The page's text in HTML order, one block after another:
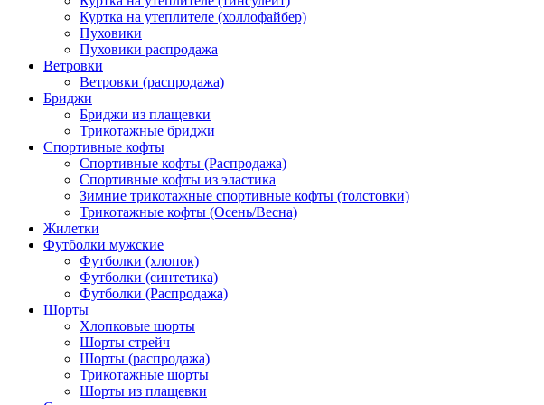
Куртка на утеплителе (холлофайбер)
Пуховики
Пуховики распродажа
Ветровки
Ветровки (распродажа)
Бриджи
Бриджи из плащевки
Трикотажные бриджи
Спортивные кофты
Спортивные кофты (Распродажа)
Спортивные кофты из эластика
Зимние трикотажные спортивные кофты (толстовки)
Трикотажные кофты (Осень/Весна)
Жилетки
Футболки мужские
Футболки (хлопок)
Футболки (синтетика)
Футболки (Распродажа)
Шорты
Хлопковые шорты
Шорты стрейч
Шорты (распродажа)
Трикотажные шорты
Шорты из плащевки